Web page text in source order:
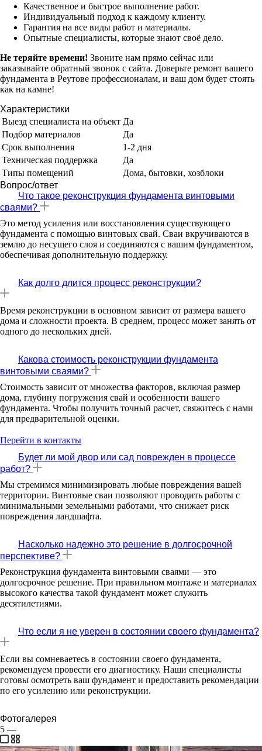
Качественное и быстрое выполнение работ.
Индивидуальный подход к каждому клиенту.
Гарантия на все виды работ и материалы.
Опытные специалисты, которые знают своё дело.
Не теряйте времени! Звоните нам прямо сейчас или
заказывайте обратный звонок с сайта. Доверьте ремонт вашего
фундамента в Реутове профессионалам, и ваш дом будет стоять
как на камне!
Характеристики
Выезд специалиста на объект Да
Подбор материалов
Да
Срок выполнения
1-2 дня
Техническая поддержка
Да
Типы помещений
Дома, бытовки, хозблоки
Вопрос/ответ
Что такое реконструкция фундамента винтовыми
сваями?
Это метод усиления или восстановления существующего
фундамента с помощью винтовых свай. Сваи вкручиваются в
землю до несущего слоя и соединяются с вашим фундаментом,
обеспечивая дополнительную поддержку.
Как долго длится процесс реконструкции?
Время реконструкции в основном зависит от размера вашего
дома и сложности проекта. В среднем, процесс может занять от
одного до нескольких дней.
Какова стоимость реконструкции фундамента
винтовыми сваями?
Стоимость зависит от множества факторов, включая размер
дома, глубину погружения свай и особенности вашего
фундамента. Чтобы получить точный расчет, свяжитесь с нами
для предварительной оценки.
Перейти в контакты
Будет ли мой двор или сад поврежден в процессе
работ?
Мы стремимся минимизировать любые повреждения вашей
территории. Винтовые сваи позволяют проводить работы с
минимальными земельными работами, что снижает риск
повреждения ландшафта.
Насколько надежно это решение в долгосрочной
перспективе?
Реконструкция фундамента винтовыми сваями — это
долгосрочное решение. При правильном монтаже и материалах
высокого качества такой фундамент может служить
десятилетиями.
Что если я не уверен в состоянии своего фундамента?
Если вы сомневаетесь в состоянии своего фундамента,
рекомендуем провести его диагностику. Наши специалисты
готовы осмотреть ваш фундамент и предоставить рекомендации
по его усилению или реконструкции.
Фотогалерея
5 —